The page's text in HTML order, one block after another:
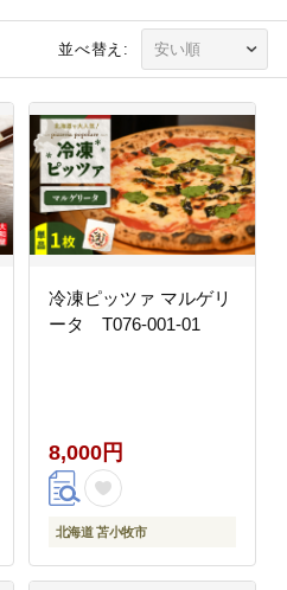
並べ替え:
冷凍ピッツァ マルゲリ
ータ T076-001-01
8,000円
北海道 苫小牧市